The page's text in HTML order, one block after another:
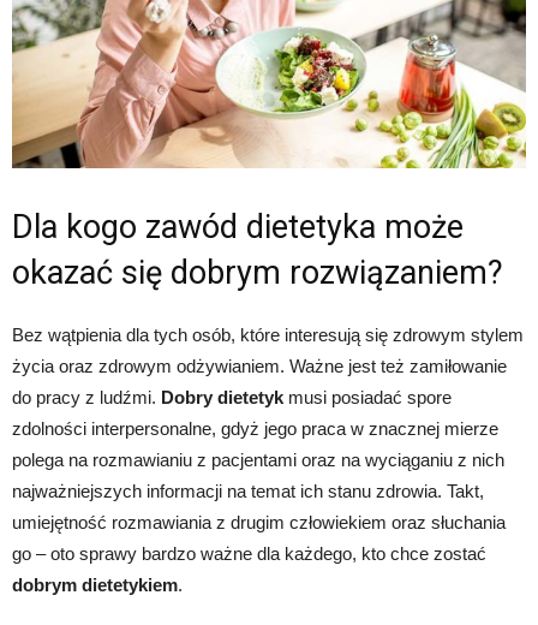
Dla kogo zawód dietetyka może
okazać się dobrym rozwiązaniem?
Bez wątpienia dla tych osób, które interesują się zdrowym stylem
życia oraz zdrowym odżywianiem. Ważne jest też zamiłowanie
do pracy z ludźmi. Dobry dietetyk musi posiadać spore
zdolności interpersonalne, gdyż jego praca w znacznej mierze
polega na rozmawianiu z pacjentami oraz na wyciąganiu z nich
najważniejszych informacji na temat ich stanu zdrowia. Takt,
umiejętność rozmawiania z drugim człowiekiem oraz słuchania
go – oto sprawy bardzo ważne dla każdego, kto chce zostać
dobrym dietetykiem.